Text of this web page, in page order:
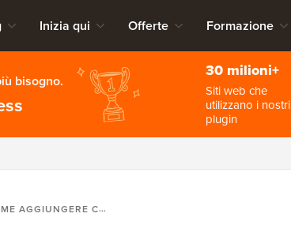
Inizia qui Offerte Formazione
bisogno.
30 milioni+
Siti web che
utilizzano i nostri
plugin
CODICE NELL'INTESTAZIONE E NEL PIÈ DI PAGINA DI WORDPRESS (IL MODO PIÙ SEMPLICE)